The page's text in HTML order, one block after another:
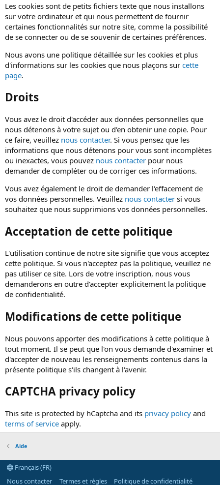
Les cookies sont de petits fichiers texte que nous installons
sur votre ordinateur et qui nous permettent de fournir
certaines fonctionnalités sur notre site, comme la possibilité
de se connecter ou de se souvenir de certaines préférences.
Nous avons une politique détaillée sur les cookies et plus
d'informations sur les cookies que nous plaçons sur cette
page.
Droits
Vous avez le droit d'accéder aux données personnelles que
nous détenons à votre sujet ou d'en obtenir une copie. Pour
ce faire, veuillez nous contacter. Si vous pensez que les
informations que nous détenons pour vous sont incomplètes
ou inexactes, vous pouvez nous contacter pour nous
demander de compléter ou de corriger ces informations.
Vous avez également le droit de demander l'effacement de
vos données personnelles. Veuillez nous contacter si vous
souhaitez que nous supprimions vos données personnelles.
Acceptation de cette politique
L'utilisation continue de notre site signifie que vous acceptez
cette politique. Si vous n'acceptez pas la politique, veuillez ne
pas utiliser ce site. Lors de votre inscription, nous vous
demanderons en outre d'accepter explicitement la politique
de confidentialité.
Modifications de cette politique
Nous pouvons apporter des modifications à cette politique à
tout moment. Il se peut que l'on vous demande d'examiner et
d'accepter de nouveau les renseignements contenus dans la
présente politique s'ils changent à l'avenir.
CAPTCHA privacy policy
This site is protected by hCaptcha and its privacy policy and
terms of service apply.
Aide
Français (FR)
Nous contacter
Termes et règles Politique de confidentialité